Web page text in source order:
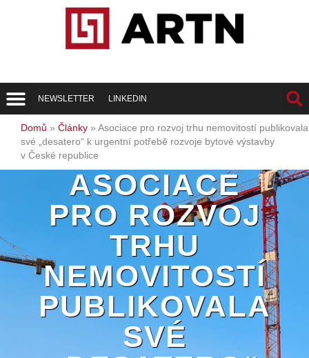
NEWSLETTER LINKEDIN
Domů » Články » Asociace pro rozvoj trhu nemovitostí publikovala
své „desatero“ k urgentní potřebě rozvoje bytové výstavby
v České republice
ASOCIACE
PRO ROZVOJ
TRHU
NEMOVITOSTÍ
PUBLIKOVALA
SVÉ